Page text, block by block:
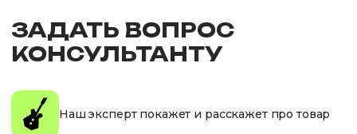
ЗАДАТЬ ВОПРОС
КОНСУЛЬТАНТУ
Наш эксперт покажет и расскажет про товар